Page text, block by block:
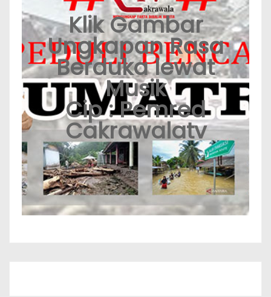
Klik Gambar
Ungkapan Rasa
Berduka lewat
Musik
Cip : Pemred
Cakrawalatv